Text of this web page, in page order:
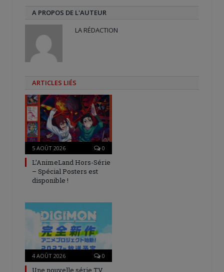
A PROPOS DE L'AUTEUR
LA RÉDACTION
ARTICLES LIÉS
5 AOÛT 2026 0
L’AnimeLand Hors-Série
– Spécial Posters est
disponible !
4 AOÛT 2026 0
Une nouvelle série TV